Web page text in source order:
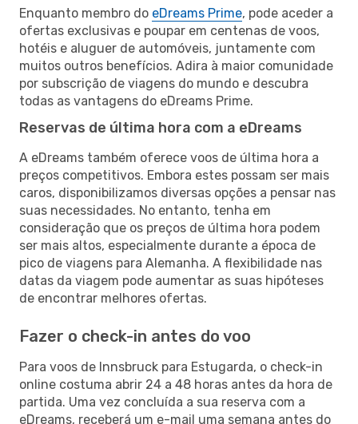
Enquanto membro do eDreams Prime, pode aceder a
ofertas exclusivas e poupar em centenas de voos,
hotéis e aluguer de automóveis, juntamente com
muitos outros benefícios. Adira à maior comunidade
por subscrição de viagens do mundo e descubra
todas as vantagens do eDreams Prime.
Reservas de última hora com a eDreams
A eDreams também oferece voos de última hora a
preços competitivos. Embora estes possam ser mais
caros, disponibilizamos diversas opções a pensar nas
suas necessidades. No entanto, tenha em
consideração que os preços de última hora podem
ser mais altos, especialmente durante a época de
pico de viagens para Alemanha. A flexibilidade nas
datas da viagem pode aumentar as suas hipóteses
de encontrar melhores ofertas.
Fazer o check-in antes do voo
Para voos de Innsbruck para Estugarda, o check-in
online costuma abrir 24 a 48 horas antes da hora de
partida. Uma vez concluída a sua reserva com a
eDreams, receberá um e-mail uma semana antes do